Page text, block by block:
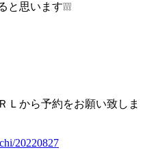
います❕❕❕
から予約をお願い致しま
20220827